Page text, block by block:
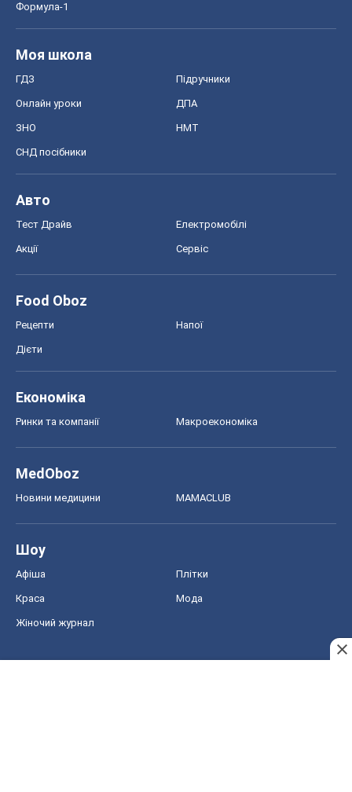
Формула-1
Моя школа
ГДЗ Підручники
Онлайн уроки ДПА
ЗНО НМТ
СНД посібники
Авто
Тест Драйв Електромобілі
Акції Сервіс
Food Oboz
Рецепти Напої
Дієти
Економіка
Ринки та компанії Макроекономіка
MedOboz
Новини медицини MAMACLUB
Шоу
Афіша Плітки
Краса Мода
Жіночий журнал